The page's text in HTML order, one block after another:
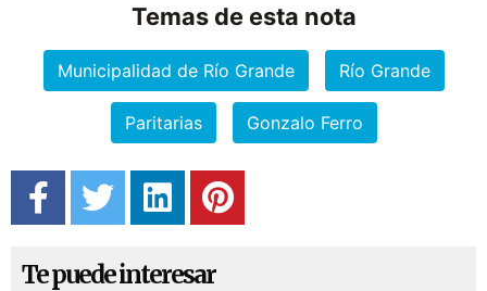
Temas de esta nota
Municipalidad de Río Grande Río Grande
Paritarias Gonzalo Ferro
Te puede interesar